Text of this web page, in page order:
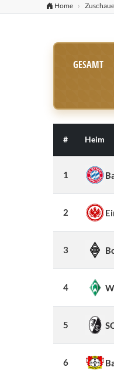
Home
GESAMT
# Heim
1
2
3
4
5
6